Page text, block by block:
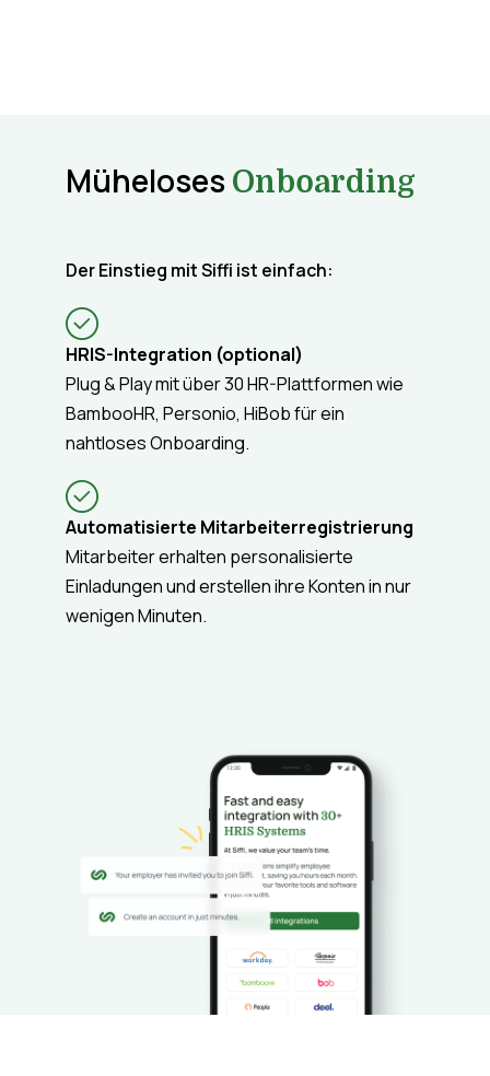
Müheloses Onboarding
Der Einstieg mit Siffi ist einfach:
HRIS-Integration (optional)
Plug & Play mit über 30 HR-Plattformen wie
BambooHR, Personio, HiBob für ein
nahtloses Onboarding.
Automatisierte Mitarbeiterregistrierung
Mitarbeiter erhalten personalisierte
Einladungen und erstellen ihre Konten in nur
wenigen Minuten.